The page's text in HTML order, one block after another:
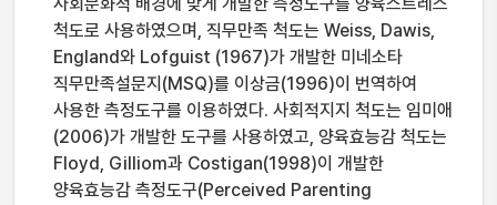
척도로 사용하였으며, 직무만족 척도는 Weiss, Dawis,
England와 Lofguist (1967)가 개발한 미네소타
직무만족설문지(MSQ)를 이상금(1996)이 번역하여
사용한 측정도구를 이용하였다. 사회적지지 척도는 임미애
(2006)가 개발한 도구를 사용하였고, 양육효능감 척도는
Floyd, Gilliom과 Costigan(1998)이 개발한
양육효능감 측정도구(Perceived Parenting